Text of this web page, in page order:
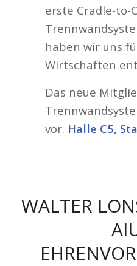
erste Cradle-to-
haben wir uns
Wirtschaften
Das neue
vor. Halle C5,
WALTER